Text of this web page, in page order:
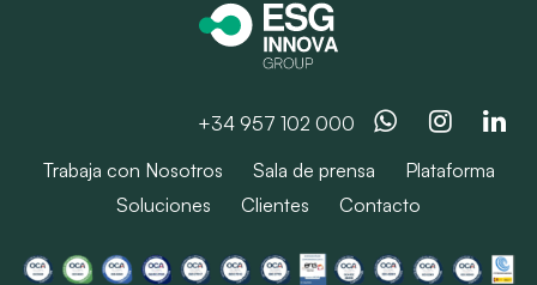
+34 957 102 000 Whatsapp
Trabaja con Nosotros Sala de prensa
Plataforma
Soluciones
Clientes Contacto